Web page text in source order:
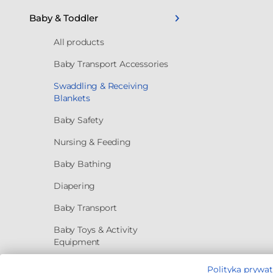
Baby & Toddler
All products
Baby Transport Accessories
Swaddling & Receiving
Blankets
Baby Safety
Nursing & Feeding
Baby Bathing
Diapering
Baby Transport
Baby Toys & Activity
Equipment
Polityka